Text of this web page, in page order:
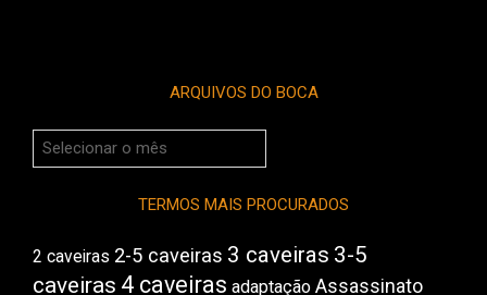
ARQUIVOS DO BOCA
Arquivos
do
TERMOS MAIS PROCURADOS
2 caveiras 2-5 caveiras 3 caveiras 3-5
caveiras 4 caveiras adaptação Assassinato